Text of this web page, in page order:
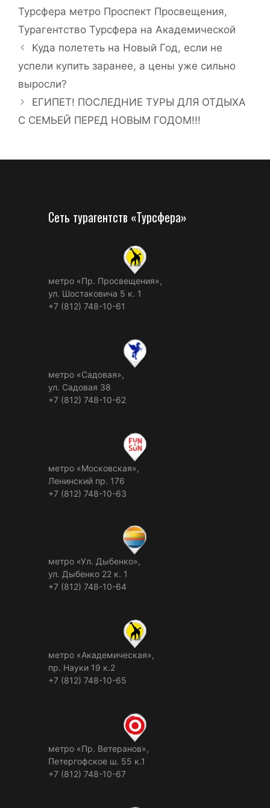
Турсфера метро Проспект Просвещения,
Турагентство Турсфера на Академической
Куда полететь на Новый Год, если не
успели купить заранее, а цены уже сильно
выросли?
ЕГИПЕТ! ПОСЛЕДНИЕ ТУРЫ ДЛЯ ОТДЫХА
С СЕМЬЕЙ ПЕРЕД НОВЫМ ГОДОМ!!!
Сеть турагентств «Турсфера»
метро «Пр. Просвещения»,
ул. Шостаковича 5 к. 1
+7 (812) 748-10-61
метро «Садовая»,
ул. Садовая 38
+7 (812) 748-10-62
метро «Московская»,
Ленинский пр. 176
+7 (812) 748-10-63
метро «Ул. Дыбенко»,
ул. Дыбенко 22 к. 1
+7 (812) 748-10-64
метро «Академическая»,
пр. Науки 19 к.2
+7 (812) 748-10-65
метро «Пр. Ветеранов»,
Петергофское ш. 55 к.1
+7 (812) 748-10-67